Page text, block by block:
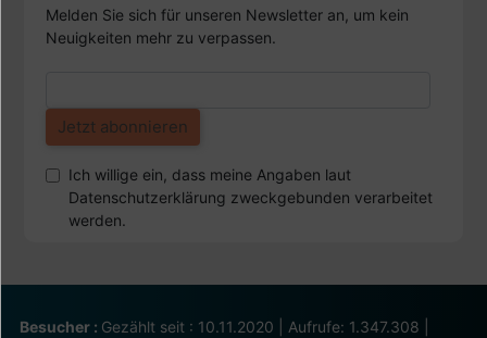
Melden Sie sich für unseren Newsletter an, um kein
Neuigkeiten mehr zu verpassen.
Ich willige ein, dass meine Angaben laut
Datenschutzerklärung zweckgebunden verarbeitet
werden.
Besucher : Gezählt seit : 10.11.2020 | Aufrufe: 1.347.308 |